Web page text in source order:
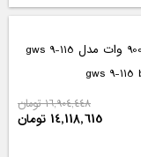
مدل 330